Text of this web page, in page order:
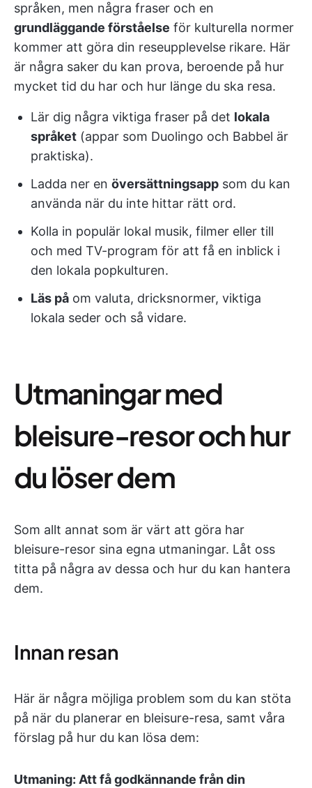
språken, men några fraser och en
grundläggande förståelse för kulturella normer
kommer att göra din reseupplevelse rikare. Här
är några saker du kan prova, beroende på hur
mycket tid du har och hur länge du ska resa.
Lär dig några viktiga fraser på det lokala
språket (appar som Duolingo och Babbel är
praktiska).
Ladda ner en översättningsapp som du kan
använda när du inte hittar rätt ord.
Kolla in populär lokal musik, filmer eller till
och med TV-program för att få en inblick i
den lokala popkulturen.
Läs på om valuta, dricksnormer, viktiga
lokala seder och så vidare.
Utmaningar med
bleisure-resor och hur
du löser dem
Som allt annat som är värt att göra har
bleisure-resor sina egna utmaningar. Låt oss
titta på några av dessa och hur du kan hantera
dem.
Innan resan
Här är några möjliga problem som du kan stöta
på när du planerar en bleisure-resa, samt våra
förslag på hur du kan lösa dem:
Utmaning: Att få godkännande från din